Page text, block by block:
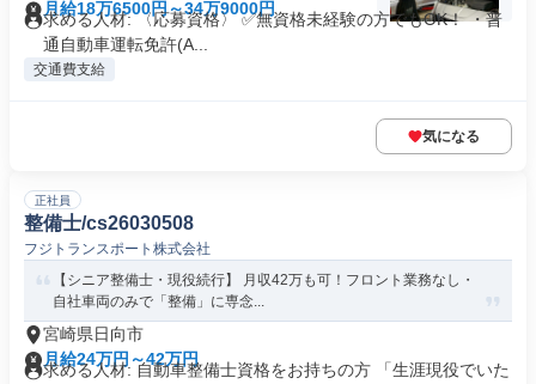
月給18万6500円～34万9000円
求める人材: 〈応募資格〉 ✅️無資格未経験の方でもOK！ ・普
通自動車運転免許(A...
交通費支給
気になる
正社員
整備士/cs26030508
フジトランスポート株式会社
【シニア整備士・現役続行】 月収42万も可！フロント業務なし・
自社車両のみで「整備」に専念...
宮崎県日向市
月給24万円～42万円
求める人材: 自動車整備士資格をお持ちの方 「生涯現役でいた